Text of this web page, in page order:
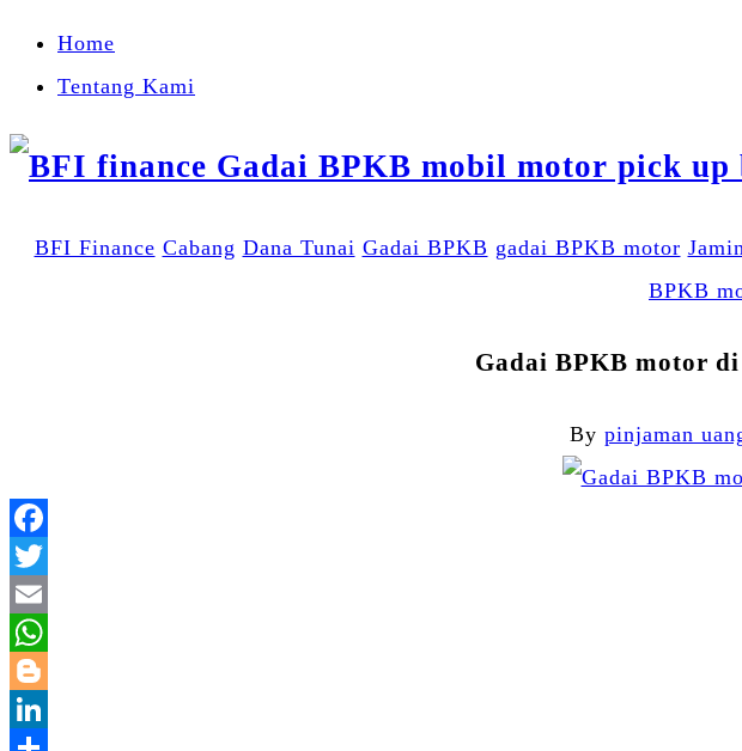
Home
Tentang Kami
BFI Finance Cabang Dana Tunai Gadai BPKB gadai BPKB motor
BPKB
Gadai BPKB motor
By pinjaman